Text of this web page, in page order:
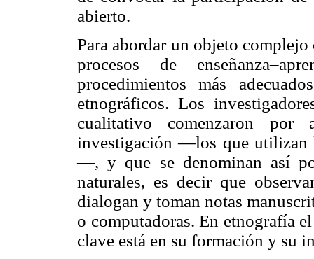
abierto.
Para abordar un objeto
procesos de
procedimientos más
etnográficos. Los
cualitativo comenzaron
investigación —los que utilizan
—, y que se denominan así
naturales, es decir que
dialogan y toman notas
o computadoras. En etnografía
clave está en su formación y su